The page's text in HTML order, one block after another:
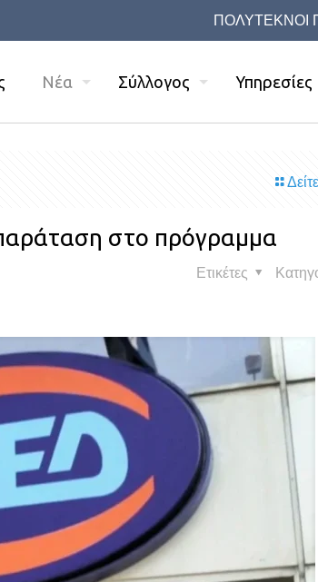
ΠΟΛΥΤΕΚΝΟΙ
Νέα Σύλλογος Υπηρεσίες
στο πρόγραμμα
Ετικέτες